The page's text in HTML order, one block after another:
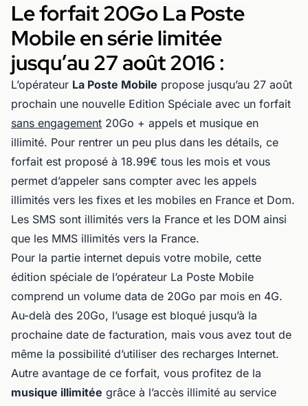
Le forfait 20Go La Poste
Mobile en série limitée
jusqu’au 27 août 2016 :
L’opérateur La Poste Mobile propose jusqu’au 27 août
prochain une nouvelle Edition Spéciale avec un forfait
sans engagement 20Go + appels et musique en
illimité. Pour rentrer un peu plus dans les détails, ce
forfait est proposé à 18.99€ tous les mois et vous
permet d’appeler sans compter avec les appels
illimités vers les fixes et les mobiles en France et Dom.
Les SMS sont illimités vers la France et les DOM ainsi
que les MMS illimités vers la France.
Pour la partie internet depuis votre mobile, cette
édition spéciale de l’opérateur La Poste Mobile
comprend un volume data de 20Go par mois en 4G.
Au-delà des 20Go, l’usage est bloqué jusqu’à la
prochaine date de facturation, mais vous avez tout de
même la possibilité d’utiliser des recharges Internet.
Autre avantage de ce forfait, vous profitez de la
musique illimitée grâce à l’accès illimité au service